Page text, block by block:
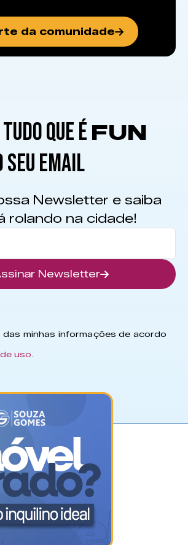
da comunidade
QUE É FUN
SEU EMAIL
Newsletter e saiba
rolando na cidade!
Newsletter
minhas informações de acordo
uso.